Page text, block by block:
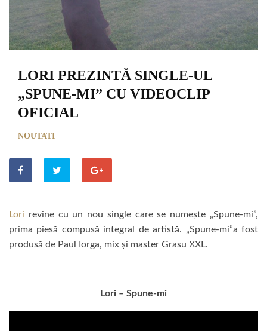
LORI PREZINTĂ SINGLE-UL
„SPUNE-MI” CU VIDEOCLIP
OFICIAL
NOUTATI
Lori revine cu un nou single care se numește „Spune-mi”,
prima piesă compusă integral de artistă. „Spune-mi”a fost
produsă de Paul Iorga, mix și master Grasu XXL.
Lori – Spune-mi